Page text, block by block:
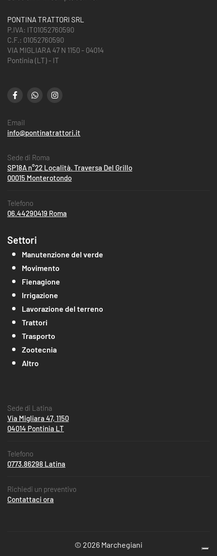
PONTINA TRATTORI SRL
P.IVA: IT01052760590
C.F.: 01052760590
VIA MIGLIARA 47 N 1150 - 04014
Pontinia (LT) - IT
Email
info@pontinatrattori.it
Sede di Roma
SP18A n°22 Località. Traversa Del Grillo
00015 Monterotondo
Telefono
06.44290419 Roma
Settori
Manutenzione del verde
Movimento
Fienagione
Irrigazione
Lavorazione del terreno
Trattori
Trasporto
Zootecnia
Altro
Sede di Latina
Via Migliara 47, 1150
04014 Pontinia LT
Telefono
0773.86298 Latina
Richiedi un preventivo
Contattaci ora
© 2026 Marchegiani